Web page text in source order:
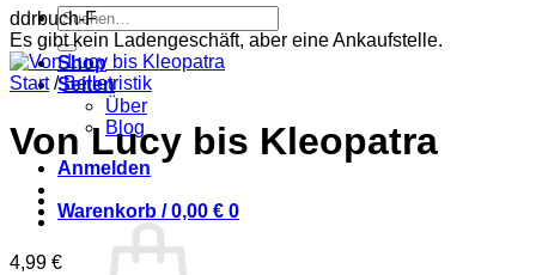
Suchen
nach:
Shop
Seiten
Über
Blog
Anmelden
Warenkorb /0,00 € 0
ddrbuch-F
Es gibt kein Ladengeschäft, aber eine Ankaufstelle.
Start / Belletristik
Von Lucy bis Kleopatra
4,99 €